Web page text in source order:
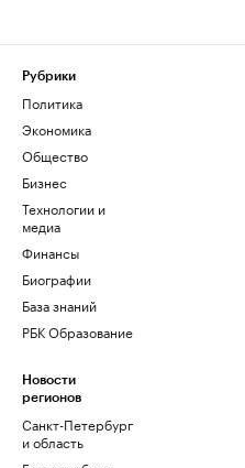
Рубрики
Политика
Экономика
Общество
Бизнес
Технологии и
медиа
Финансы
Биографии
База знаний
РБК Образование
Новости
регионов
Санкт-Петербург
и область